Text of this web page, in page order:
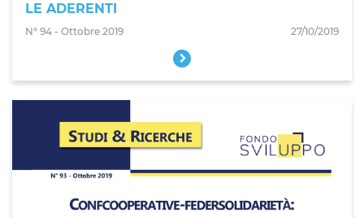
LE ADERENTI
N° 94 - Ottobre 2019 27/10/2019